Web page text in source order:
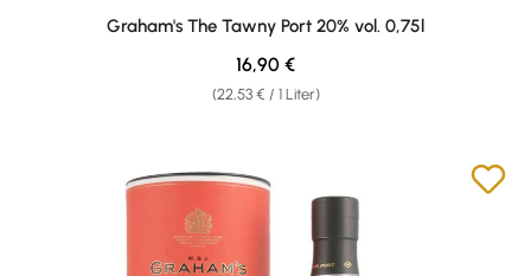
Durchschnittliche Bewertung von 5 von 5 Sternen
Graham's The Tawny Port 20% vol. 0,75l
(22,53 € / 1 Liter)
Regulärer Preis:
16,90 €